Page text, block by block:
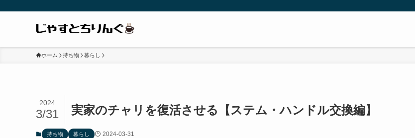
ホーム 持ち物 暮らし
実家のチャリを復活させる【ステム・ハンドル交換編】
2024
3/31
持ち物 暮らし 2024-03-31